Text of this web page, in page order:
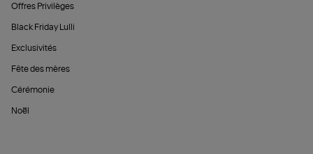
Offres Privilèges
Black Friday Lulli
Exclusivités
Fête des mères
Cérémonie
Noël